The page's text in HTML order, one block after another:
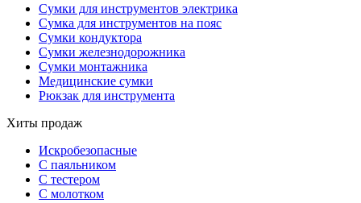
Сумки для инструментов электрика
Сумка для инструментов на пояс
Сумки кондуктора
Сумки железнодорожника
Сумки монтажника
Медицинские сумки
Рюкзак для инструмента
Хиты продаж
Искробезопасные
С паяльником
С тестером
С молотком